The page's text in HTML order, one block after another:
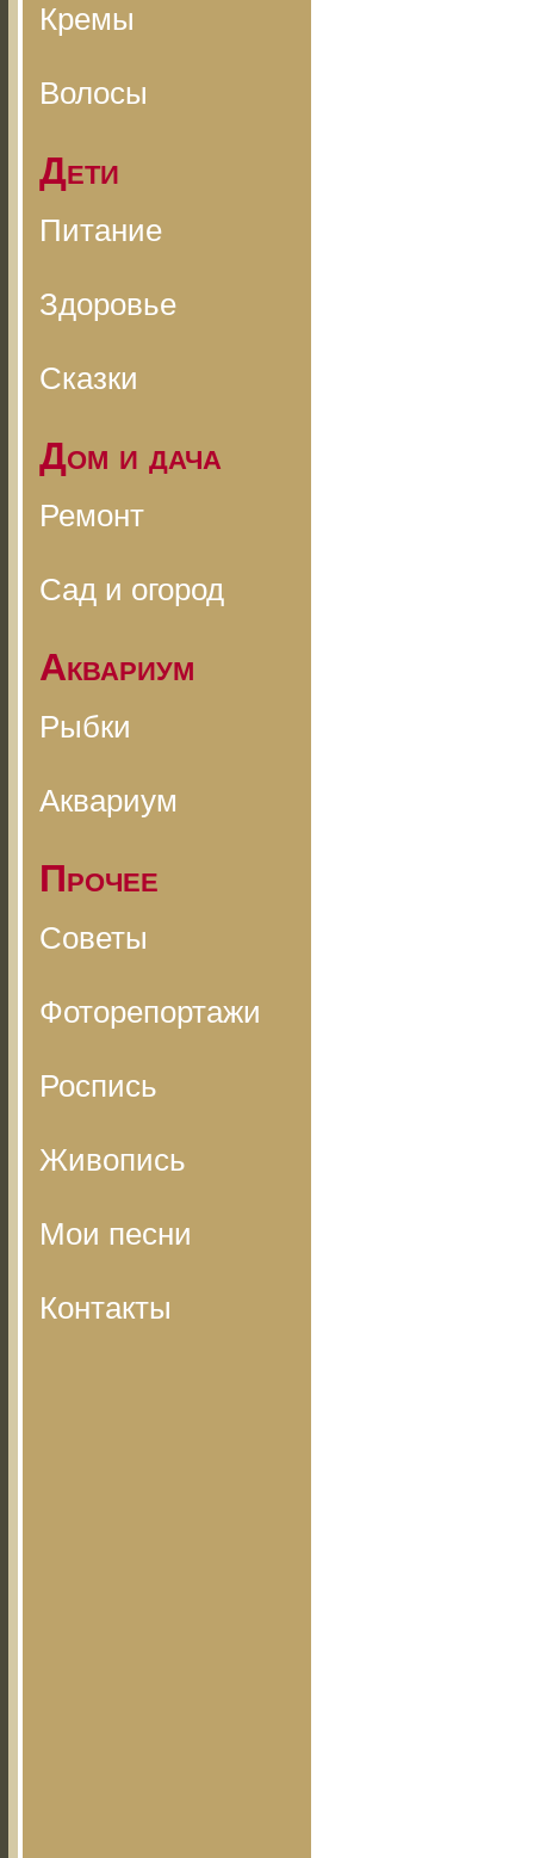
Кремы
Волосы
Дети
Питание
Здоровье
Сказки
Дом и дача
Ремонт
Сад и огород
Аквариум
Рыбки
Аквариум
Прочее
Советы
Фоторепортажи
Роспись
Живопись
Мои песни
Контакты